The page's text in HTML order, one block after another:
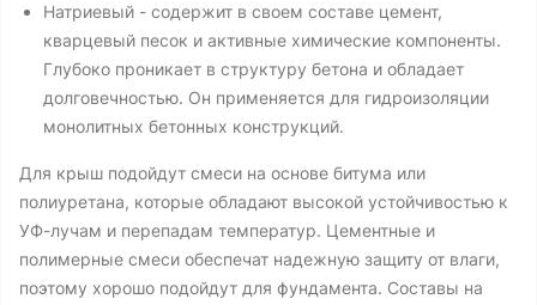
Натриевый - содержит в своем составе цемент,
кварцевый песок и активные химические компоненты.
Глубоко проникает в структуру бетона и обладает
долговечностью. Он применяется для гидроизоляции
монолитных бетонных конструкций.
Для крыш подойдут смеси на основе битума или
полиуретана, которые обладают высокой устойчивостью к
УФ-лучам и перепадам температур. Цементные и
полимерные смеси обеспечат надежную защиту от влаги,
поэтому хорошо подойдут для фундамента. Составы на